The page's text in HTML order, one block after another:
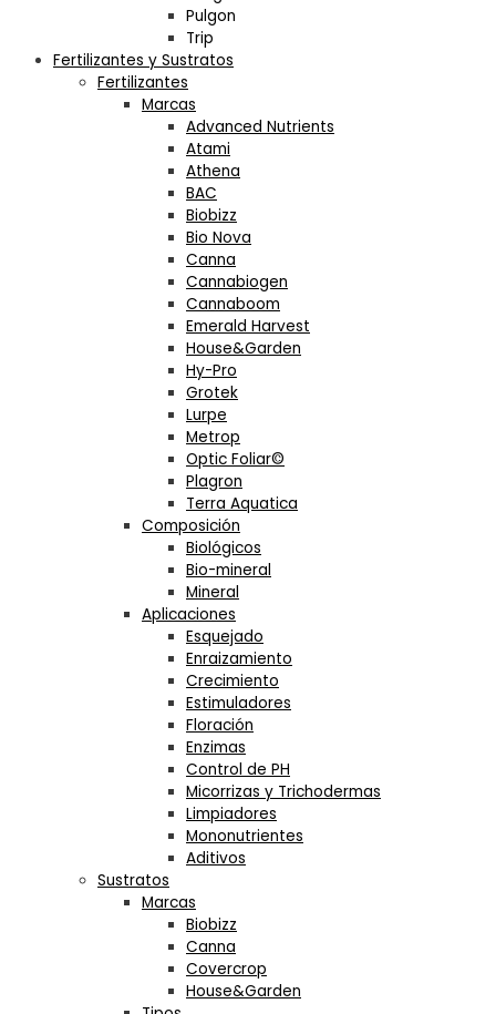
Pulgon
Trip
Fertilizantes y Sustratos
Fertilizantes
Marcas
Advanced Nutrients
Atami
Athena
BAC
Biobizz
Bio Nova
Canna
Cannabiogen
Cannaboom
Emerald Harvest
House&Garden
Hy-Pro
Grotek
Lurpe
Metrop
Optic Foliar©
Plagron
Terra Aquatica
Composición
Biológicos
Bio-mineral
Mineral
Aplicaciones
Esquejado
Enraizamiento
Crecimiento
Estimuladores
Floración
Enzimas
Control de PH
Micorrizas y Trichodermas
Limpiadores
Mononutrientes
Aditivos
Sustratos
Marcas
Biobizz
Canna
Covercrop
House&Garden